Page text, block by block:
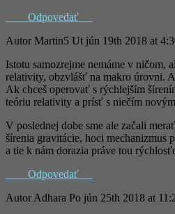
Odpovedať
Autor Martin5 Ut jún 19th 2018 at
Istotu samozrejme nemáme v ničom,
relativity, obzvlášť na makro úrovni.
Ak chceš operovať s rýchlejším
teóriu relativity a prísť s niečím
V poslednej dobe sme ale začali
šírenia gravitácie, hoci mechanizmus
a tie k nám dorazia práve tou
Odpovedať
Autor Adhara Po jún 25th 2018 at